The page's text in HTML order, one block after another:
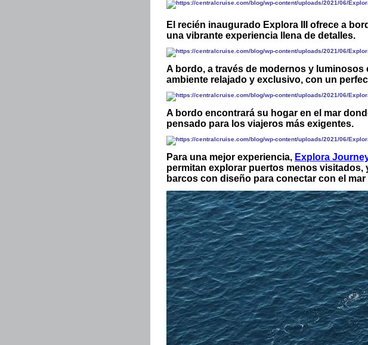
El recién inaugurado Explora III ofrece a
una vibrante experiencia llena de detalles.
A bordo, a través de modernos y
ambiente relajado y exclusivo, con un
A bordo encontrará su hogar en el mar
pensado para los viajeros más exigentes.
Para una mejor experiencia, Explora
permitan explorar puertos menos
barcos con diseño para conectar con el